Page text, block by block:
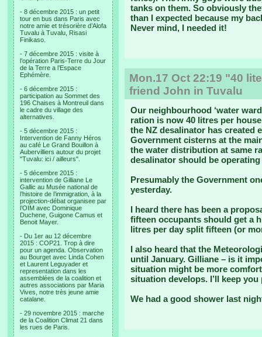
- 8 décembre 2015 : un petit
tour en bus dans Paris avec
notre amie et trésorière d’Alofa
Tuvalu à Tuvalu, Risasi
Finikaso.
- 7 décembre 2015 : visite à
l’opération Paris-Terre du Jour
de la Terre a l’Espace
Ephémère.
- 6 décembre 2015 :
participation au Sommet des
196 Chaises à Montreuil dans
le cadre du village des
alternatives.
- 5 décembre 2015 :
Intervention de Fanny Héros
au café Le Grand Bouillon à
Aubervilliers autour du projet
"Tuvalu: ici / ailleurs".
- 5 décembre 2015 :
intervention de Gilliane Le
Gallic au Musée national de
l’histoire de l’immigration, à la
projection-débat organisee par
l’OIM avec Dominique
Duchene, Guigone Camus et
Benoit Mayer.
- Du 1er au 12 décembre
2015 : COP21. Trop à dire
pour un agenda. Observation
au Bourget avec Linda Cohen
et Laurent Leguyader et
representation dans les
assemblées de la coalition et
autres associations par Maria
Vives, notre très jeune amie
catalane.
- 29 novembre 2015 : marche
de la Coalition Climat 21 dans
les rues de Paris.
tanks on them. So obviously
than I expected because my
Never mind, I needed it!
Mon.17 Oct 22:19 "40
friend John in Tuvalu
Our neighbourhood ‘water
ration is now 40 litres per
the NZ desalinator has created
Government cisterns at the
the water distribution at same
desalinator should be operating
Presumably the Government
yesterday.
I heard there has been a
fifteen occupants should get a
litres per day split fifteen (or
I also heard that the
until January. Gilliane – is it
situation might be more
situation develops. I’ll keep you
We had a good shower last